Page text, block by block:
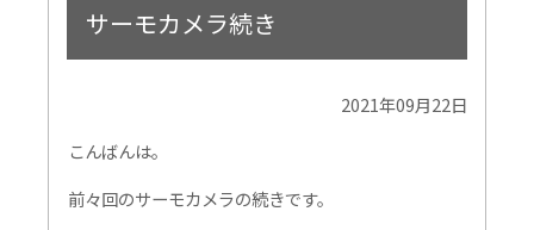
サーモカメラ続き
2021年09月22日
こんばんは。
前々回のサーモカメラの続きです。